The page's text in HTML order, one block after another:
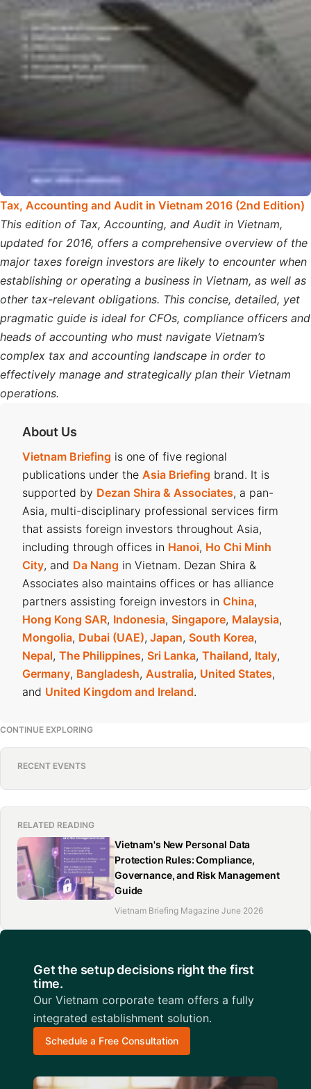
Tax, Accounting and Audit in Vietnam 2016 (2nd Edition)
This edition of Tax, Accounting, and Audit in Vietnam,
updated for 2016, offers a comprehensive overview of the
major taxes foreign investors are likely to encounter when
establishing or operating a business in Vietnam, as well as
other tax-relevant obligations. This concise, detailed, yet
pragmatic guide is ideal for CFOs, compliance officers and
heads of accounting who must navigate Vietnam’s
complex tax and accounting landscape in order to
effectively manage and strategically plan their Vietnam
operations.
About Us
Vietnam Briefing is one of five regional
publications under the Asia Briefing brand. It is
supported by Dezan Shira & Associates, a pan-
Asia, multi-disciplinary professional services firm
that assists foreign investors throughout Asia,
including through offices in Hanoi, Ho Chi Minh
City, and Da Nang in Vietnam. Dezan Shira &
Associates also maintains offices or has alliance
partners assisting foreign investors in China,
Hong Kong SAR, Indonesia, Singapore, Malaysia,
Mongolia, Dubai (UAE), Japan, South Korea,
Nepal, The Philippines, Sri Lanka, Thailand, Italy,
Germany, Bangladesh, Australia, United States,
and United Kingdom and Ireland.
CONTINUE EXPLORING
RECENT EVENTS
RELATED READING
Vietnam's New Personal Data
Protection Rules: Compliance,
Governance, and Risk Management
Guide
Vietnam Briefing Magazine June 2026
Get the setup decisions right the first
time.
Our Vietnam corporate team offers a fully
integrated establishment solution.
Schedule a Free Consultation